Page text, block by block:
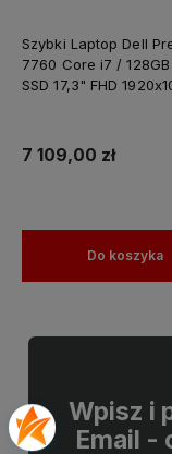
Szybki Laptop Dell
7760 Core i7 / 128GB
SSD 17,3" FHD
Laptop do Grafiki
Projektowania
7 109,00 zł
Do koszyka
Wpisz i
Email -